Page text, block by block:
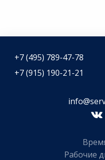
+7 (495) 789-47-78
+7 (915) 190-21-21
Рабочие